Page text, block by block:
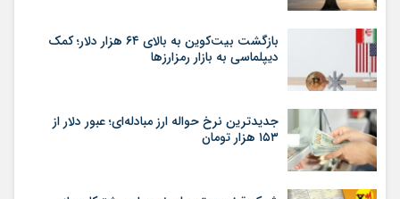
بازگشت بیت‌کوین به بالای ۶۴ هزار دلار؛ کمک
دیپلماسی به بازار رمزارزها
جدیدترین نرخ حواله ارز مبادله‌ای؛ عبور دلار از
۱۵۳ هزار تومان